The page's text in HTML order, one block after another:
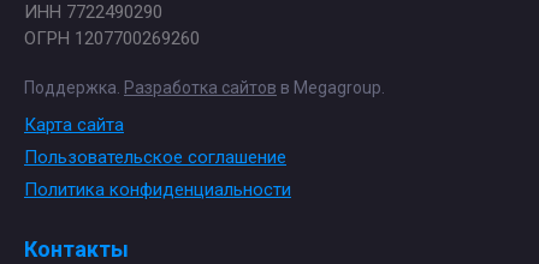
ИНН 7722490290
ОГРН 1207700269260
Поддержка. Разработка сайтов в Megagroup.
Карта сайта
Пользовательское соглашение
Политика конфиденциальности
Контакты